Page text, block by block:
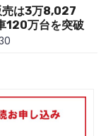
売は3万8,027
120万台を突破